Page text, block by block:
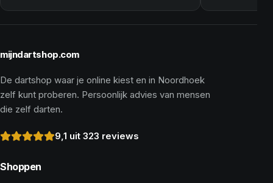
mijndartshop.com
De dartshop waar je online kiest en in Noordhoek
zelf kunt proberen. Persoonlijk advies van mensen
die zelf darten.
9,1 uit 323 reviews
Shoppen